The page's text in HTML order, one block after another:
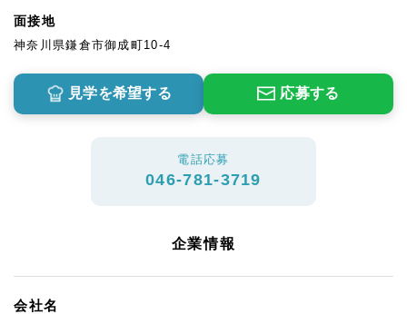
面接地
神奈川県鎌倉市御成町10-4
見学を希望する 応募する
電話応募
046-781-3719
企業情報
会社名